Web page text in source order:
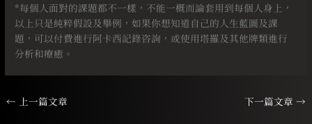
*每個人面對的課題都不一樣，不能一概而論套用到每個人身上，
以上只是純粹假設及舉例，如果你想知道自己的人生藍圖及課
題，可以付費進行阿卡西記錄咨詢，或使用塔羅及其他牌類進行
分析和療癒。
← 上一篇文章 下一篇文章 →